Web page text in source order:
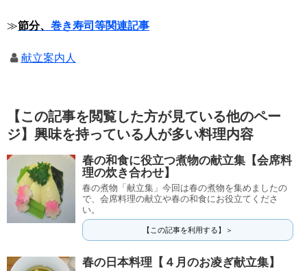
≫節分、 巻き寿司等関連記事
献立案内人
【この記事を閲覧した方が見ている他のペー
ジ】興味を持っている人が多い料理内容
春の和食に役立つ煮物の献立集【会席料
理の炊き合わせ】
春の煮物「献立集」今回は春の煮物を集めましたの
で、会席料理の献立や春の和食にお役立てくださ
い。
【この記事を利用する】＞
春の日本料理【４月のお凌ぎ献立集】